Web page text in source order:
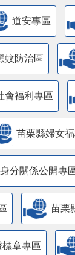
道安專區
蚊防治區
會福利專區
苗栗縣婦女
分關係公開專
苗栗
章專區